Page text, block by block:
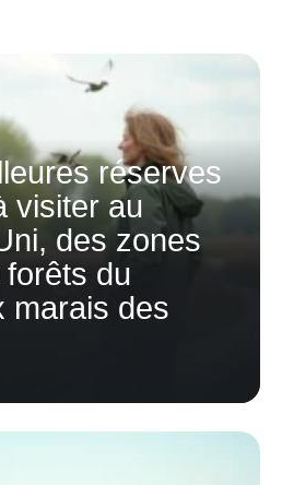
réserves
visiter au
des zones
du
marais des